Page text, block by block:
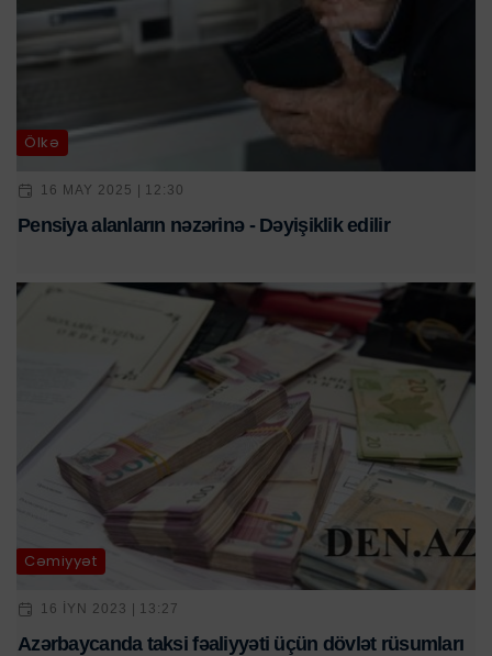
Ölkə
16 MAY 2025 | 12:30
Pensiya alanların nəzərinə - Dəyişiklik edilir
Cəmiyyət
16 IYN 2023 | 13:27
Azərbaycanda taksi fəaliyyəti üçün dövlət rüsumları